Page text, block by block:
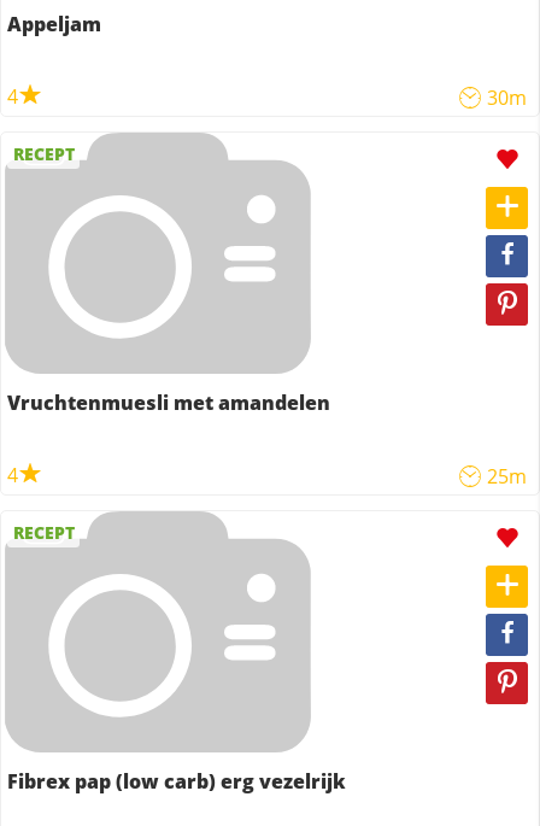
Appeljam
4 30m
RECEPT
Vruchtenmuesli met amandelen
4 25m
RECEPT
Fibrex pap (low carb) erg vezelrijk